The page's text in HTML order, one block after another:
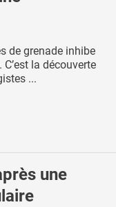
de grenade inhibe
la découverte
...
une